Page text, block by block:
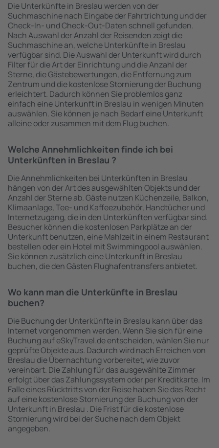
Die Unterkünfte in Breslau werden von der
Suchmaschine nach Eingabe der Fahrtrichtung und der
Check-In- und Check-Out-Daten schnell gefunden.
Nach Auswahl der Anzahl der Reisenden zeigt die
Suchmaschine an, welche Unterkünfte in Breslau
verfügbar sind. Die Auswahl der Unterkunft wird durch
Filter für die Art der Einrichtung und die Anzahl der
Sterne, die Gästebewertungen, die Entfernung zum
Zentrum und die kostenlose Stornierung der Buchung
erleichtert. Dadurch können Sie problemlos ganz
einfach eine Unterkunft in Breslau in wenigen Minuten
auswählen. Sie können je nach Bedarf eine Unterkunft
alleine oder zusammen mit dem Flug buchen.
Welche Annehmlichkeiten finde ich bei
Unterkünften in Breslau ?
Die Annehmlichkeiten bei Unterkünften in Breslau
hängen von der Art des ausgewählten Objekts und der
Anzahl der Sterne ab. Gäste nutzen Küchenzeile, Balkon,
Klimaanlage, Tee- und Kaffeezubehör, Handtücher und
Internetzugang, die in den Unterkünften verfügbar sind.
Besucher können die kostenlosen Parkplätze an der
Unterkunft benutzen, eine Mahlzeit in einem Restaurant
bestellen oder ein Hotel mit Swimmingpool auswählen.
Sie können zusätzlich eine Unterkunft in Breslau
buchen, die den Gästen Flughafentransfers anbietet.
Wo kann man die Unterkünfte in Breslau
buchen?
Die Buchung der Unterkünfte in Breslau kann über das
Internet vorgenommen werden. Wenn Sie sich für eine
Buchung auf eSkyTravel.de entscheiden, wählen Sie nur
geprüfte Objekte aus. Dadurch wird nach Erreichen von
Breslau die Übernachtung vorbereitet, wie zuvor
vereinbart. Die Zahlung für das ausgewählte Zimmer
erfolgt über das Zahlungssystem oder per Kreditkarte. Im
Falle eines Rücktritts von der Reise haben Sie das Recht
auf eine kostenlose Stornierung der Buchung von der
Unterkunft in Breslau . Die Frist für die kostenlose
Stornierung wird bei der Suche nach dem Objekt
angegeben.